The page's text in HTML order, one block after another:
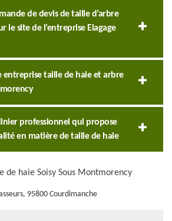
de devis de taille d’arbre
le site de l’entreprise Elagage
entreprise taille de haie et arbre
professionnel qui propose
en matière de taille de haie
de haie Soisy Sous Montmorency
95800 Courdimanche